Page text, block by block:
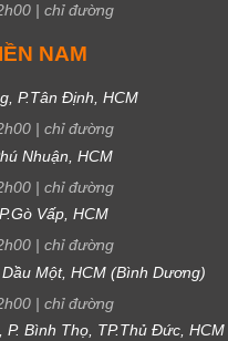
| chỉ đường
NAM
P.Tân Định, HCM
| chỉ đường
Nhuận, HCM
| chỉ đường
Vấp, HCM
| chỉ đường
Một, HCM (Bình Dương)
| chỉ đường
P. Bình Thọ, TP.Thủ Đức, HCM